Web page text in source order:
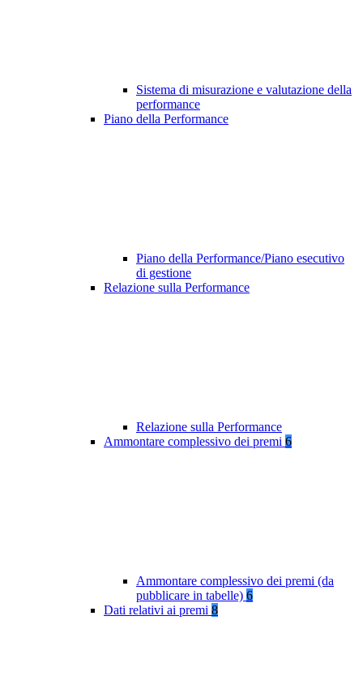
Sistema di misurazione e valutazione della
performance
Piano della Performance
Piano della Performance/Piano esecutivo
di gestione
Relazione sulla Performance
Relazione sulla Performance
Ammontare complessivo dei premi 6
Ammontare complessivo dei premi (da
pubblicare in tabelle) 6
Dati relativi ai premi 8